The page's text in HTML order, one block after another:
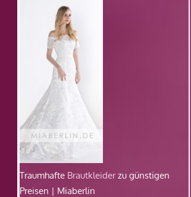
Traumhafte Brautkleiderzu günstigen
Preisen | Miaberlin